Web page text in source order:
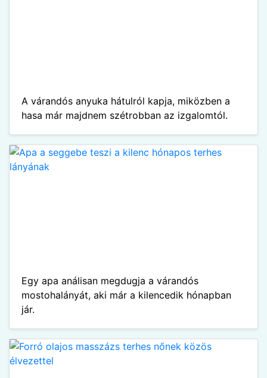
A várandós anyuka hátulról kapja, miközben a
hasa már majdnem szétrobban az izgalomtól.
Egy apa análisan megdugja a várandós
mostohalányát, aki már a kilencedik hónapban
jár.